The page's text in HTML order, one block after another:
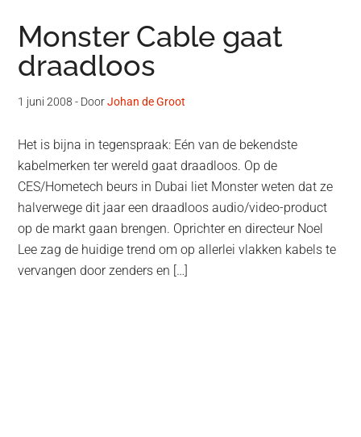
Monster Cable gaat
draadloos
1 juni 2008 - DoorJohan de Groot
Het is bijna in tegenspraak: Eén van de bekendste
kabelmerken ter wereld gaat draadloos. Op de
CES/Hometech beurs in Dubai liet Monster weten dat ze
halverwege dit jaar een draadloos audio/video-product
op de markt gaan brengen. Oprichter en directeur Noel
Lee zag de huidige trend om op allerlei vlakken kabels te
vervangen door zenders en […]